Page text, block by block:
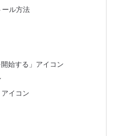
ール方法
始する」アイコン
イコン